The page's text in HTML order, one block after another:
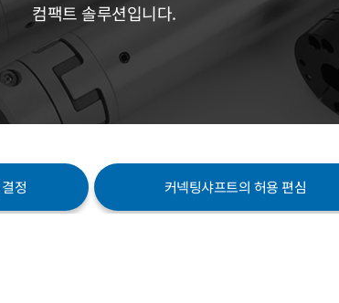
컴팩트 솔루션입니다.
정 커넥팅샤프트의 허용 편심